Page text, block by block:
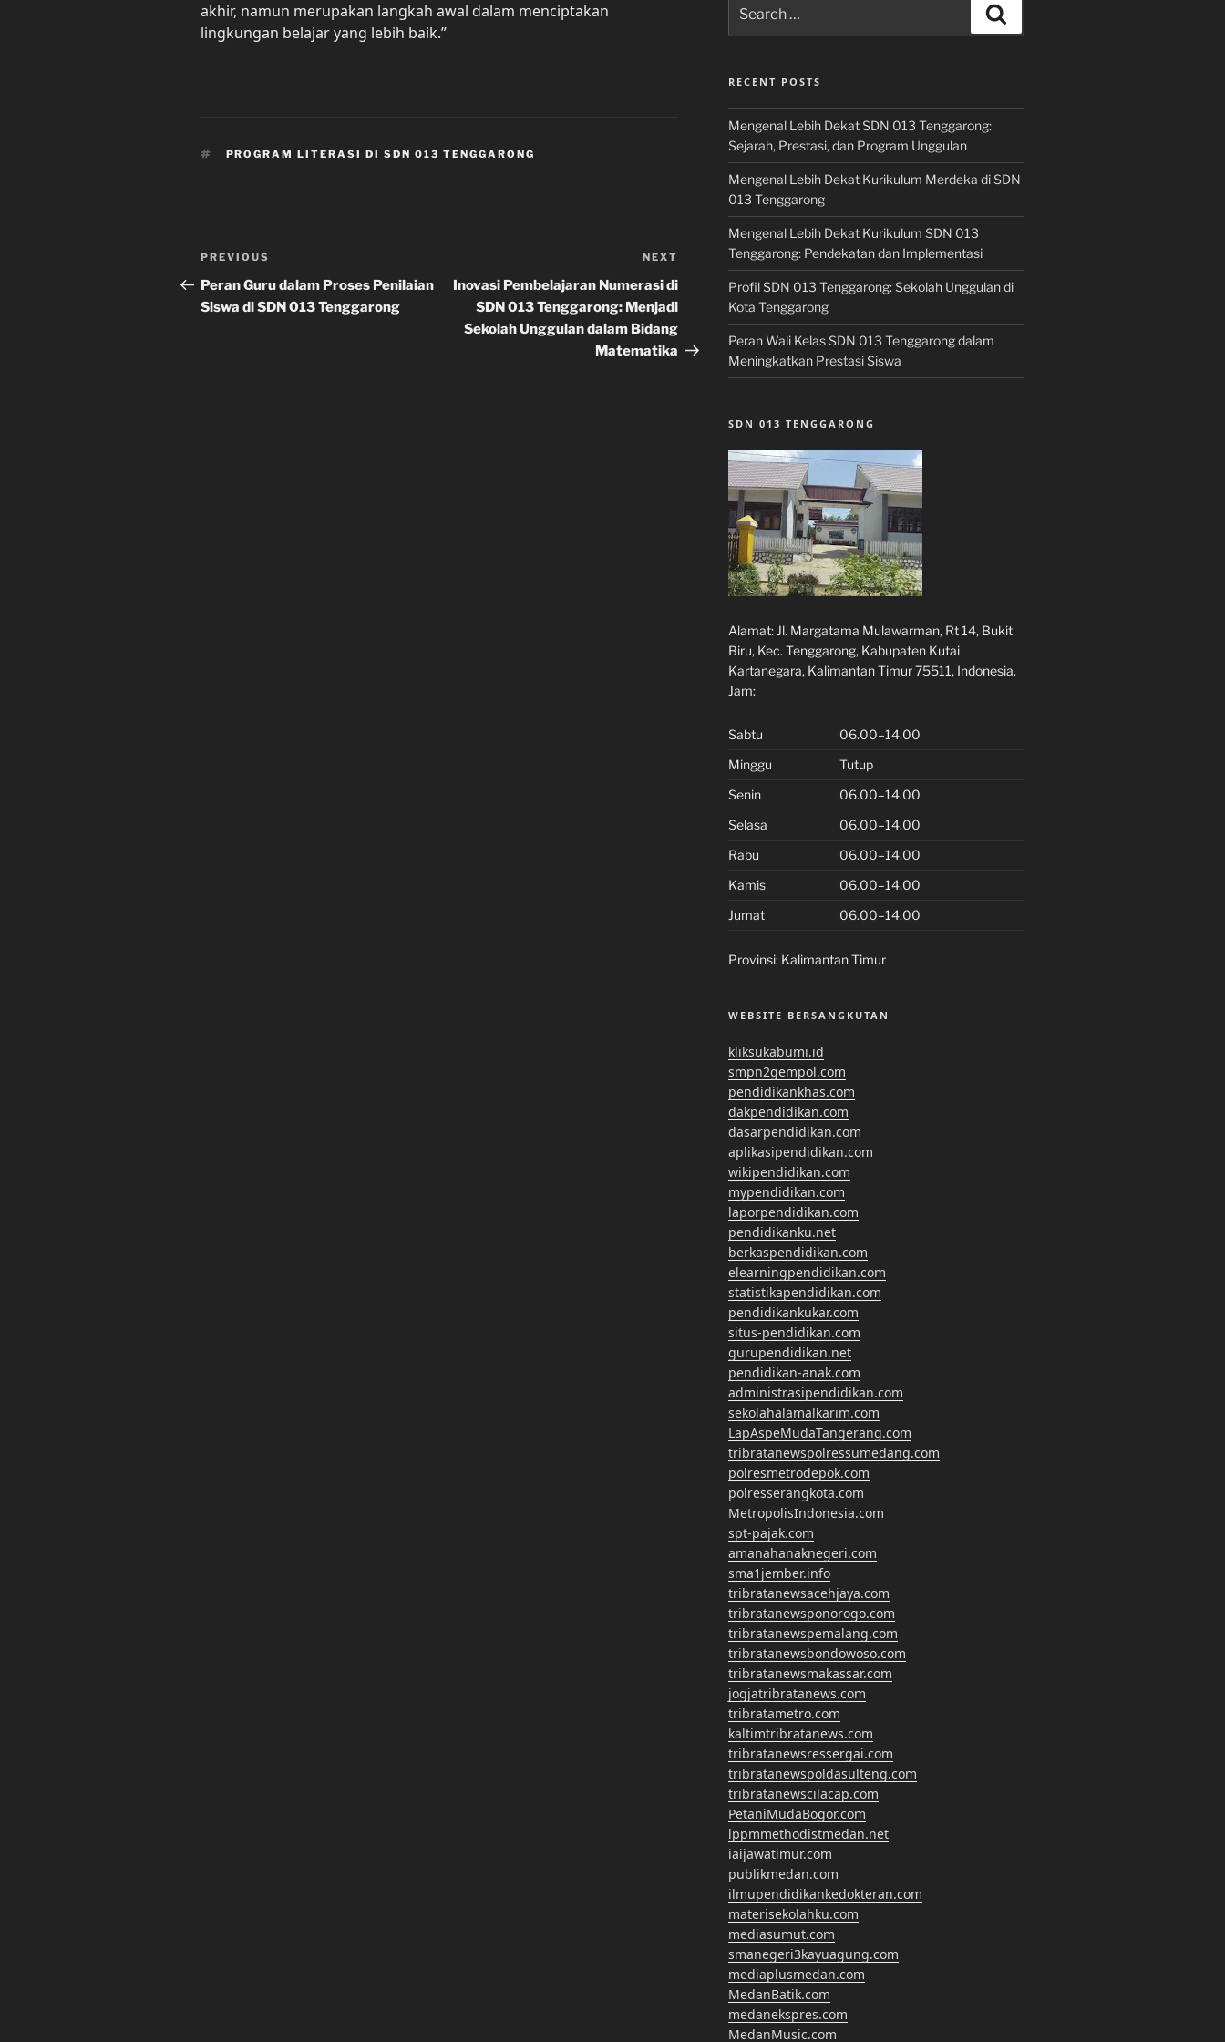
akhir, namun merupakan langkah awal dalam menciptakan
lingkungan belajar yang lebih baik.”
TAGS
PROGRAM LITERASI DI SDN 013 TENGGARONG
Post
navigation
Previous
Post
PREVIOUS
Peran Guru dalam Proses Penilaian
Siswa di SDN 013 Tenggarong
Post
NEXT
Inovasi Pembelajaran Numerasi di
SDN 013 Tenggarong: Menjadi
Sekolah Unggulan dalam Bidang
Matematika
for:
RECENT POSTS
Mengenal Lebih Dekat SDN 013 Tenggarong:
Sejarah, Prestasi, dan Program Unggulan
Mengenal Lebih Dekat Kurikulum Merdeka di SDN
013 Tenggarong
Mengenal Lebih Dekat Kurikulum SDN 013
Tenggarong: Pendekatan dan Implementasi
Profil SDN 013 Tenggarong: Sekolah Unggulan di
Kota Tenggarong
Peran Wali Kelas SDN 013 Tenggarong dalam
Meningkatkan Prestasi Siswa
SDN 013 TENGGARONG
Alamat: Jl. Margatama Mulawarman, Rt 14, Bukit
Biru, Kec. Tenggarong, Kabupaten Kutai
Kartanegara, Kalimantan Timur 75511, Indonesia.
Jam:
Sabtu
06.00–14.00
Minggu
Tutup
Senin
06.00–14.00
Selasa
06.00–14.00
Rabu
06.00–14.00
Kamis
06.00–14.00
Jumat
06.00–14.00
Provinsi: Kalimantan Timur
WEBSITE BERSANGKUTAN
kliksukabumi.id
smpn2gempol.com
pendidikankhas.com
dakpendidikan.com
dasarpendidikan.com
aplikasipendidikan.com
wikipendidikan.com
mypendidikan.com
laporpendidikan.com
pendidikanku.net
berkaspendidikan.com
elearningpendidikan.com
statistikapendidikan.com
pendidikankukar.com
situs-pendidikan.com
gurupendidikan.net
pendidikan-anak.com
administrasipendidikan.com
sekolahalamalkarim.com
LapAspeMudaTangerang.com
tribratanewspolressumedang.com
polresmetrodepok.com
polresserangkota.com
MetropolisIndonesia.com
spt-pajak.com
amanahanaknegeri.com
sma1jember.info
tribratanewsacehjaya.com
tribratanewsponorogo.com
tribratanewspemalang.com
tribratanewsbondowoso.com
tribratanewsmakassar.com
jogjatribratanews.com
tribratametro.com
kaltimtribratanews.com
tribratanewsressergai.com
tribratanewspoldasulteng.com
tribratanewscilacap.com
PetaniMudaBogor.com
lppmmethodistmedan.net
iaijawatimur.com
publikmedan.com
ilmupendidikankedokteran.com
materisekolahku.com
mediasumut.com
smanegeri3kayuagung.com
mediaplusmedan.com
MedanBatik.com
medanekspres.com
MedanMusic.com